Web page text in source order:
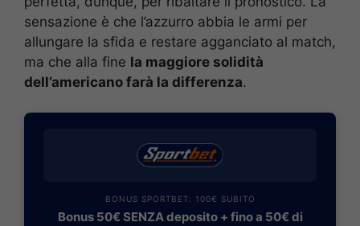
sensazione è che l’azzurro abbia le armi per
allungare la sfida e restare agganciato al match,
ma che alla fine la maggiore solidità
dell’americano farà la differenza.
BONUS SPORTBET: 100€ SUBITO
Bonus 50€ SENZA deposito + fino a 50€ di